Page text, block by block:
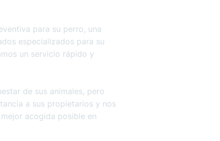
para su perro, una
especializados para su
un servicio rápido y
de sus animales, pero
a sus propietarios y nos
acogida posible en